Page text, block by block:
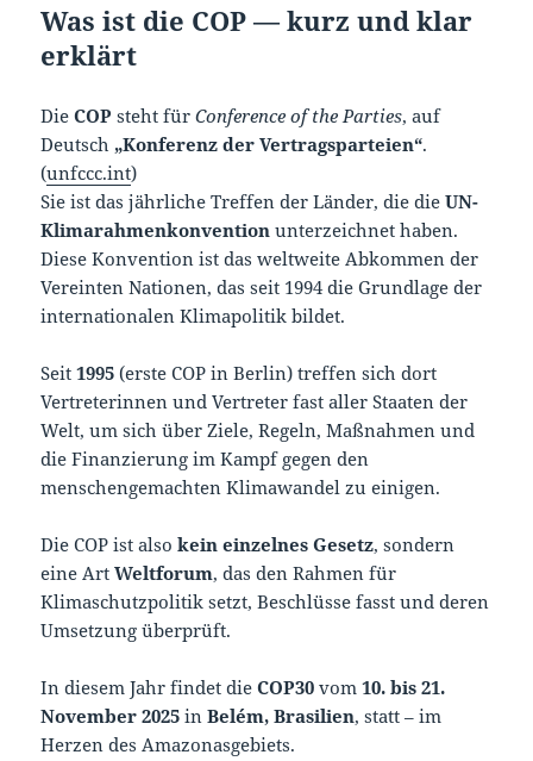
Was ist die COP — kurz und klar
erklärt
DieCOP steht fürConference of the Parties, auf
Deutsch „Konferenz der Vertragsparteien“.
(unfccc.int)
Sie ist das jährliche Treffen der Länder, die dieUN-
Klimarahmenkonventionunterzeichnet haben.
Diese Konvention ist das weltweite Abkommen der
Vereinten Nationen, das seit 1994 die Grundlage der
internationalen Klimapolitik bildet.
Seit1995 (erste COP in Berlin) treffen sich dort
Vertreterinnen und Vertreter fast aller Staaten der
Welt, um sich über Ziele, Regeln, Maßnahmen und
die Finanzierung im Kampf gegen den
menschengemachten Klimawandel zu einigen.
Die COP ist alsokein einzelnes Gesetz, sondern
eine ArtWeltforum, das den Rahmen für
Klimaschutzpolitik setzt, Beschlüsse fasst und deren
Umsetzung überprüft.
In diesem Jahr findet dieCOP30 vom10. bis 21.
November 2025 inBelém, Brasilien, statt – im
Herzen des Amazonasgebiets.